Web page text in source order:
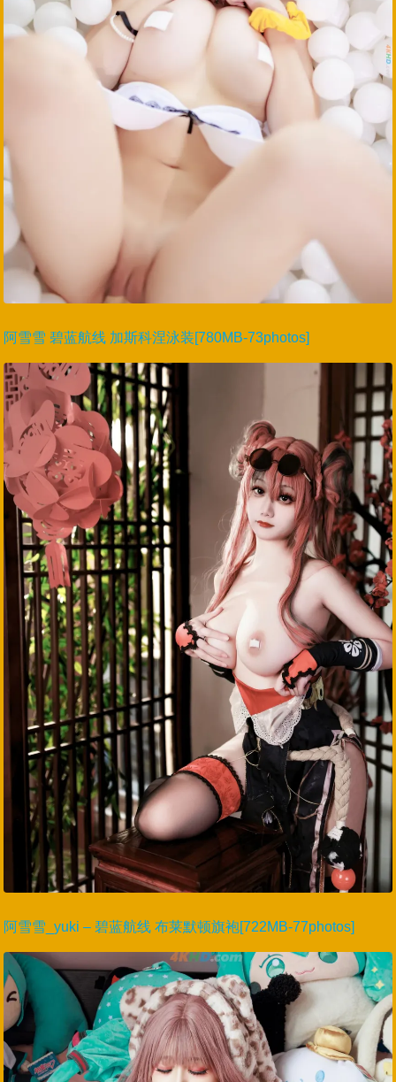
阿雪雪 碧蓝航线 加斯科涅泳装[780MB-73photos]
阿雪雪_yuki – 碧蓝航线 布莱默顿旗袍[722MB-77photos]